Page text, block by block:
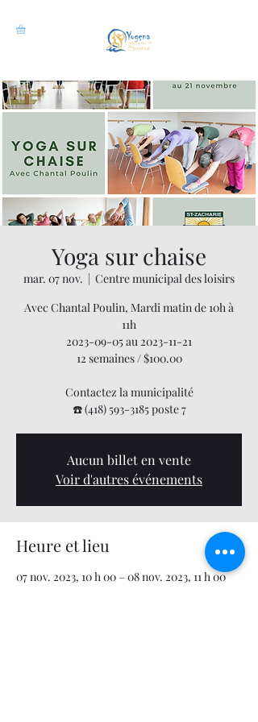
Yoga sur chaise
mar. 07 nov.
  |
Centre municipal des loisirs
Avec Chantal Poulin, Mardi matin de 10h à
11h
2023-09-05 au 2023-11-21
12 semaines / $100.00
Contactez la municipalité
☎️ (418) 593-3185 poste 7
Aucun billet en vente
Voir d'autres événements
Heure et lieu
07 nov. 2023, 10 h 00 – 08 nov. 2023, 11 h 00